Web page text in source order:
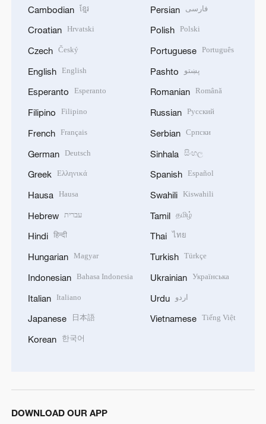
Cambodian ខ្មែរ
Croatian Hrvatski
Czech Český
English English
Esperanto Esperanto
Filipino Filipino
French Français
German Deutsch
Greek Ελληνικά
Hausa Hausa
Hebrew עברית
Hindi हिन्दी
Hungarian Magyar
Indonesian Bahasa Indonesia
Italian Italiano
Japanese 日本語
Korean 한국어
Persian فارسی
Polish Polski
Portuguese Português
Pashto پښتو
Romanian Română
Russian Русский
Serbian Српски
Sinhala සිංහල
Spanish Español
Swahili Kiswahili
Tamil தமிழ்
Thai ไทย
Turkish Türkçe
Ukrainian Українська
Urdu اردو
Vietnamese Tiếng Việt
DOWNLOAD OUR APP